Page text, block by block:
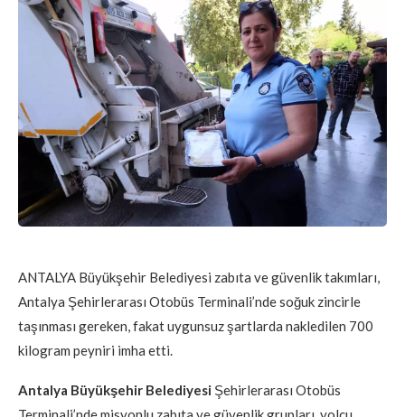
ANTALYA Büyükşehir Belediyesi zabıta ve güvenlik takımları,
Antalya Şehirlerarası Otobüs Terminali’nde soğuk zincirle
taşınması gereken, fakat uygunsuz şartlarda nakledilen 700
kilogram peyniri imha etti.
Antalya Büyükşehir Belediyesi Şehirlerarası Otobüs